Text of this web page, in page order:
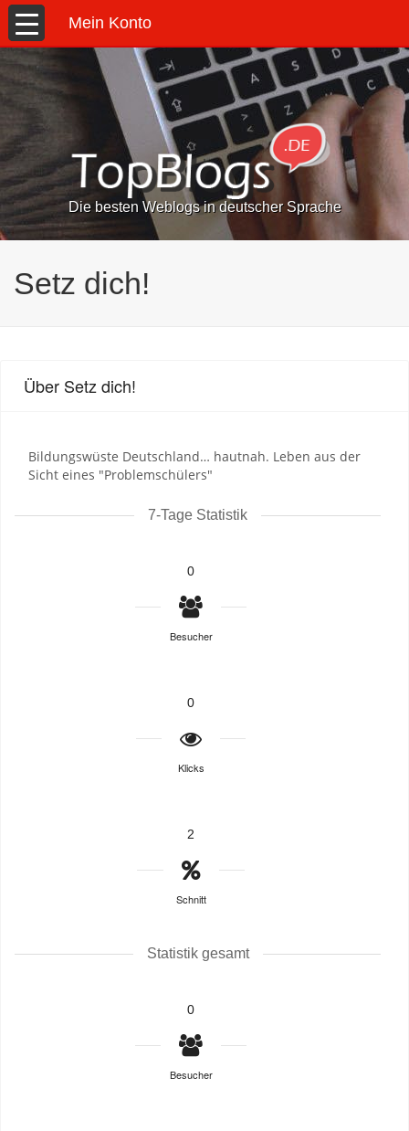
Mein Konto
Die besten Weblogs in deutscher Sprache
Setz dich!
Über Setz dich!
Bildungswüste Deutschland… hautnah. Leben aus der
Sicht eines "Problemschülers"
7-Tage Statistik
0
Besucher
0
Klicks
2
Schnitt
Statistik gesamt
0
Besucher